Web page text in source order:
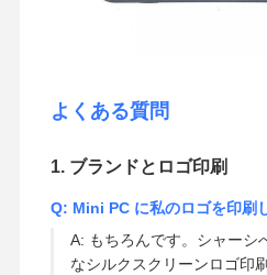
よくある質問
1. ブランドとロゴ印刷
Q: Mini PC に私のロゴを印刷
A: もちろんです。シャーシ
なシルクスクリーンロゴ印